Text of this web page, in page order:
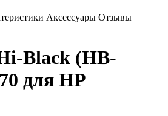
Аксессуары Отзывы
Black (HB-
для HP